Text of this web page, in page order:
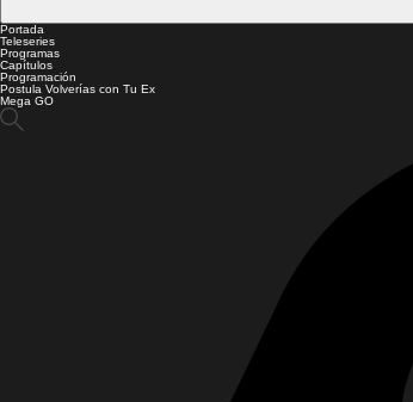
Portada
Teleseries
Programas
Capítulos
Programación
Postula Volverías con Tu Ex
Mega GO